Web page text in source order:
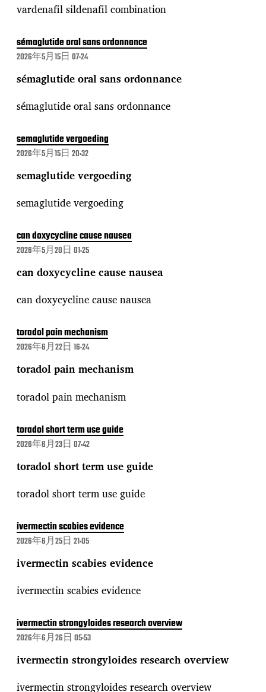
vardenafil sildenafil combination
sémaglutide oral sans ordonnance
2026年5月15日 07:24
sémaglutide oral sans ordonnance
sémaglutide oral sans ordonnance
semaglutide vergoeding
2026年5月15日 20:32
semaglutide vergoeding
semaglutide vergoeding
can doxycycline cause nausea
2026年5月20日 01:25
can doxycycline cause nausea
can doxycycline cause nausea
toradol pain mechanism
2026年6月22日 16:24
toradol pain mechanism
toradol pain mechanism
toradol short term use guide
2026年6月23日 07:42
toradol short term use guide
toradol short term use guide
ivermectin scabies evidence
2026年6月25日 21:05
ivermectin scabies evidence
ivermectin scabies evidence
ivermectin strongyloides research overview
2026年6月26日 05:53
ivermectin strongyloides research overview
ivermectin strongyloides research overview